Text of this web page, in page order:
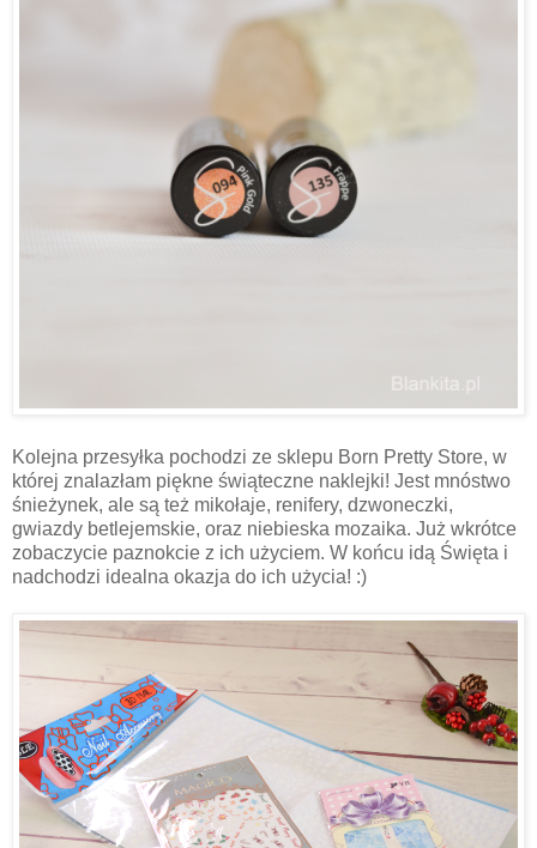
Kolejna przesyłka pochodzi ze sklepu Born Pretty Store, w
której znalazłam piękne świąteczne naklejki! Jest mnóstwo
śnieżynek, ale są też mikołaje, renifery, dzwoneczki,
gwiazdy betlejemskie, oraz niebieska mozaika. Już wkrótce
zobaczycie paznokcie z ich użyciem. W końcu idą Święta i
nadchodzi idealna okazja do ich użycia! :)